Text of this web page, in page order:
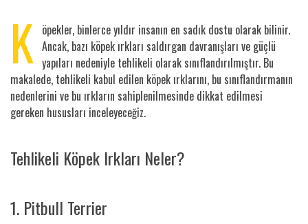
K öpekler, binlerce yıldır insanın en sadık dostu olarak bilinir.
Ancak, bazı köpek ırkları saldırgan davranışları ve güçlü
yapıları nedeniyle tehlikeli olarak sınıflandırılmıştır. Bu
makalede, tehlikeli kabul edilen köpek ırklarını, bu sınıflandırmanın
nedenlerini ve bu ırkların sahiplenilmesinde dikkat edilmesi
gereken hususları inceleyeceğiz.
Tehlikeli Köpek Irkları Neler?
1. Pitbull Terrier